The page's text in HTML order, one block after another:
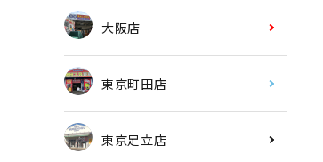
大阪店
東京町田店
東京足立店